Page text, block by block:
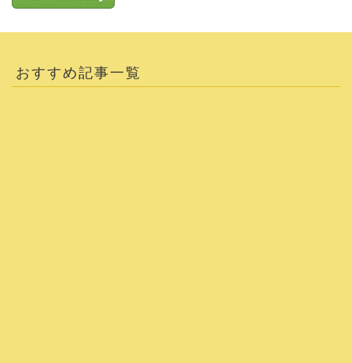
おすすめ記事一覧